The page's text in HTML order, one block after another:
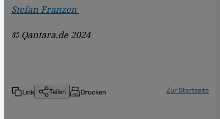
Stefan Franzen
© Qantara.de 2024
Link Teilen Drucken Zur Startseite